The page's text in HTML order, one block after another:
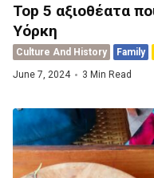
Top 5 αξιοθέατα
Υόρκη
Culture And History Family
June 7, 2024
3 Min Read